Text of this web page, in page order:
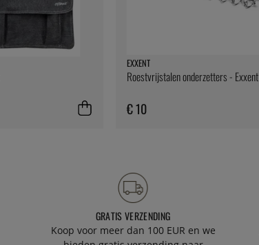
EXXENT
Roestvrijstalen onderzetters - Exxent
€ 10
GRATIS VERZENDING
Koop voor meer dan 100 EUR en we